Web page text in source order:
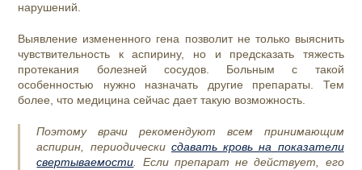
нарушений.
Выявление измененного гена позволит не только выяснить
чувствительность к аспирину, но и предсказать тяжесть
протекания болезней сосудов. Больным с такой
особенностью нужно назначать другие препараты. Тем
более, что медицина сейчас дает такую возможность.
Поэтому врачи рекомендуют всем принимающим
аспирин, периодически сдавать кровь на показатели
свертываемости . Если препарат не действует, его